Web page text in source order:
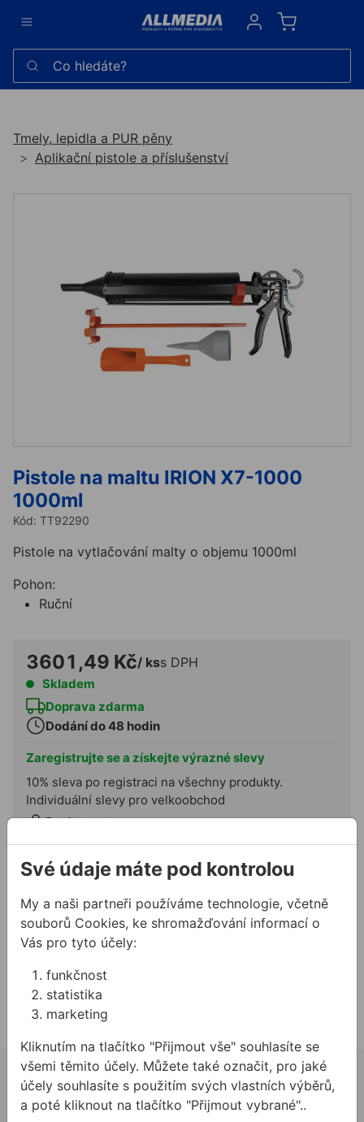
Sign in
Co hledáte?
Tmely, lepidla a PUR pěny
Aplikační pistole a příslušenství
Pistole na maltu IRION X7-1000
1000ml
Kód: TT92290
Pistole na vytlačování malty o objemu 1000ml
Pohon:
Ruční
3601,49 Kč/ kss DPH
Skladem
Doprava zdarma
Dodání do 48 hodin
Zaregistrujte se a získejte výrazné slevy
10% sleva po registraci na všechny produkty.
Individuální slevy pro velkoobchod
Registrovat
Přidat do košíku
Potřebujete poradit?
724 944 078
allmediasro (po-ne 7-22 h)
02 623 10 920
allmedia@allmedia.sk
Své údaje máte pod kontrolou
My a naši partneři používáme technologie, včetně
souborů Cookies, ke shromažďování informací o
Vás pro tyto účely:
funkčnost
statistika
marketing
Kliknutím na tlačítko "Přijmout vše" souhlasíte se
všemi těmito účely. Můžete také označit, pro jaké
účely souhlasíte s použitím svých vlastních výběrů,
a poté kliknout na tlačítko "Přijmout vybrané"..